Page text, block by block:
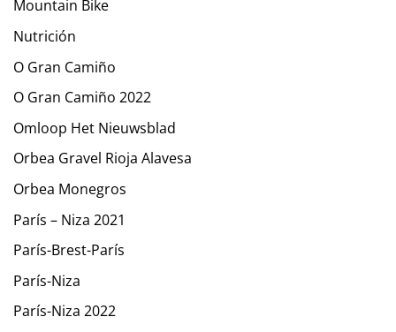
Mountain Bike
Nutrición
O Gran Camiño
O Gran Camiño 2022
Omloop Het Nieuwsblad
Orbea Gravel Rioja Alavesa
Orbea Monegros
París – Niza 2021
París-Brest-París
París-Niza
París-Niza 2022